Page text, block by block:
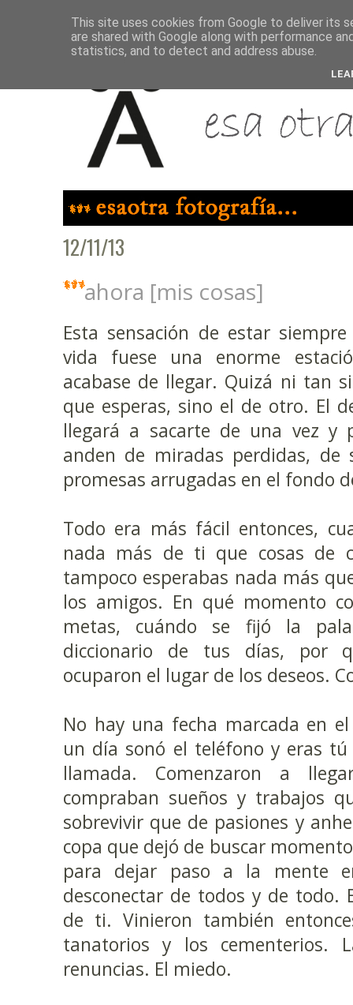
12/11/13
ahora [mis cosas]
Esta sensación de estar
vida fuese una enorme
acabase de llegar. Quizá ni tan
que esperas, sino el de otro. El
llegará a sacarte de una vez y
anden de miradas perdidas, de
promesas arrugadas en el fondo
Todo era más fácil entonces,
nada más de ti que cosas de
tampoco esperabas nada más
los amigos. En qué momento
metas, cuándo se fijó la
diccionario de tus días, por
ocuparon el lugar de los deseos.
No hay una fecha marcada en
un día sonó el teléfono y eras
llamada. Comenzaron a
compraban sueños y trabajos
sobrevivir que de pasiones y
copa que dejó de buscar
para dejar paso a la mente
desconectar de todos y de todo.
de ti. Vinieron también
tanatorios y los cementerios.
renuncias. El miedo.
This site uses cookies from Google to deliver its
are shared with Google along with performance
statistics, and to detect and address abuse.